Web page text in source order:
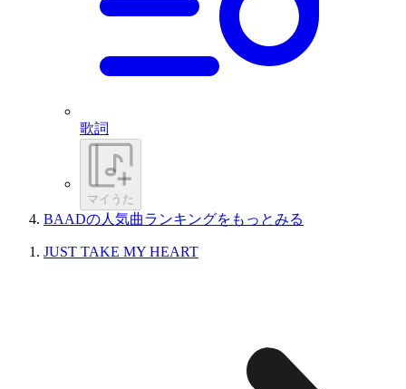
歌詞
マイうた
BAADの人気曲ランキングをもっとみる
JUST TAKE MY HEART